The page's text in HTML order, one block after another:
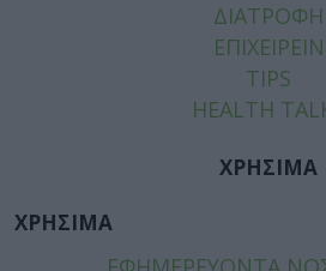
ΔΙΑΤΡΟΦΗ
ΕΠΙΧΕΙΡΕΙΝ
TIPS
HEALTH
ΧΡΗΣΙΜΑ
ΧΡΗΣΙΜΑ